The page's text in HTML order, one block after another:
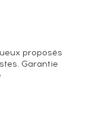
proposés
Garantie